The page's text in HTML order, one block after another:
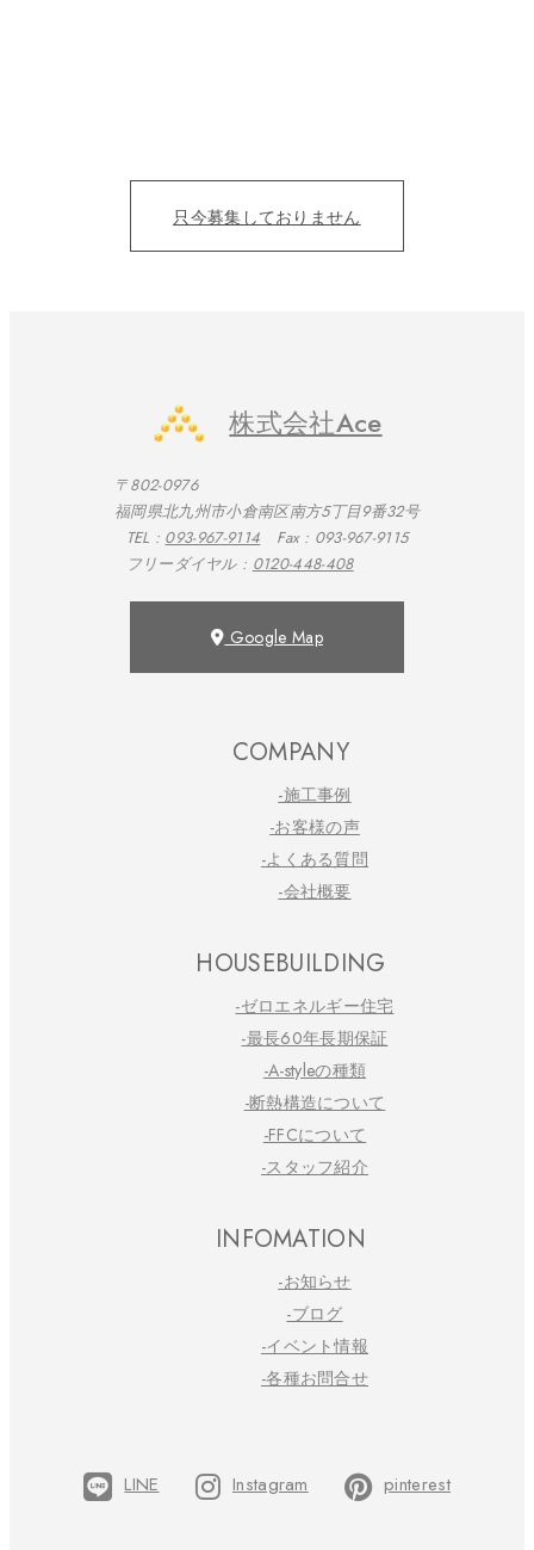
只今募集しておりません
株式会社Ace
〒802-0976
福岡県北九州市小倉南区南方5丁目9番32号
TEL : 093-967-9114 Fax : 093-967-9115
フリーダイヤル : 0120-448-408
Google Map
COMPANY
-施工事例
-お客様の声
-よくある質問
-会社概要
HOUSEBUILDING
-ゼロエネルギー住宅
-最長60年長期保証
-A-styleの種類
-断熱構造について
-FFCについて
-スタッフ紹介
INFOMATION
-お知らせ
-ブログ
-イベント情報
-各種お問合せ
LINE Instagram pinterest